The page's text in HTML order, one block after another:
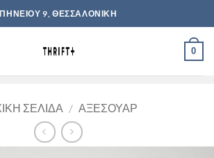
ΠΗΝΕΙΟΥ 9, ΘΕΣΣΑΛΟΝΙΚΗ
0
ΣΕΛΊΔΑ / ΑΞΕΣΟΥΆΡ